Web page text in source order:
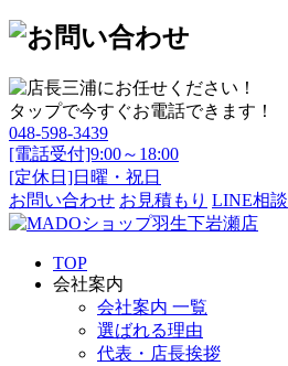
タップで今すぐお電話できます！
048-598-3439
[電話受付]9:00～18:00
[定休日]日曜・祝日
お問い合わせ お見積もり LINE相談
TOP
会社案内
会社案内 一覧
選ばれる理由
代表・店長挨拶